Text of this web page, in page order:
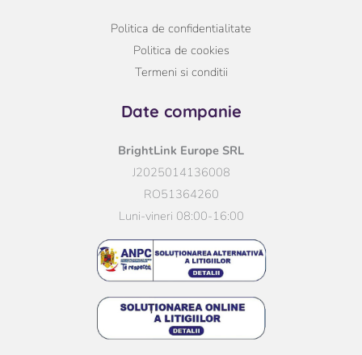
Politica de confidentialitate
Politica de cookies
Termeni si conditii
Date companie
BrightLink Europe SRL
J2025014136008
RO51364260
Luni-vineri 08:00-16:00